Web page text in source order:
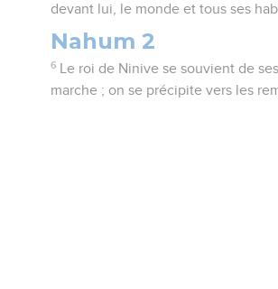
devant lui, le monde et tous ses
Nahum 2
6
Le roi de Ninive se souvient de
marche ; on se précipite vers les